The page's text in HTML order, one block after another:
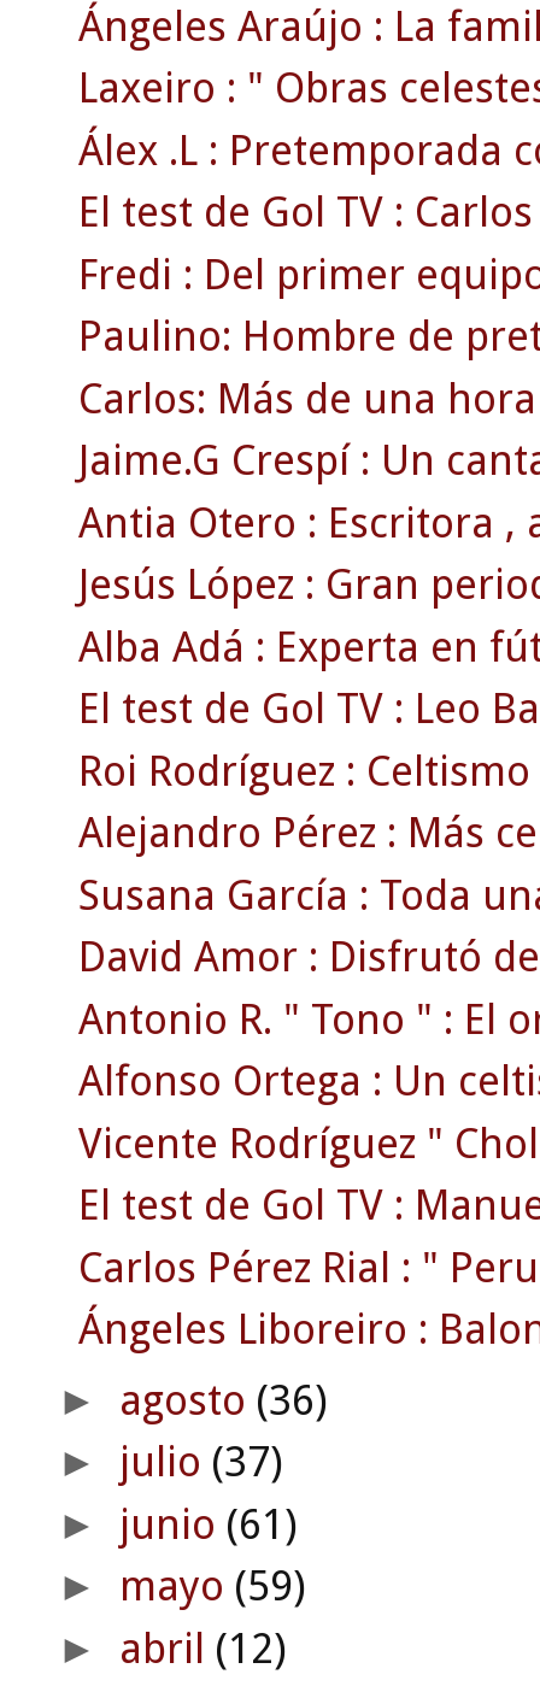
Ángeles Araújo : La
Laxeiro : " Obras
Álex .L : Pretemporada
El test de Gol TV :
Fredi : Del primer
Paulino: Hombre de
Carlos: Más de una
Jaime.G Crespí : Un
Antia Otero : Escritora ,
Jesús López : Gran
Alba Adá : Experta en
El test de Gol TV : Leo
Roi Rodríguez :
Alejandro Pérez : Más
Susana García : Toda
David Amor : Disfrutó
Antonio R. " Tono " : El
Alfonso Ortega : Un
Vicente Rodríguez "
El test de Gol TV :
Carlos Pérez Rial : "
Ángeles Liboreiro :
► agosto (36)
► julio (37)
► junio (61)
► mayo (59)
► abril (12)